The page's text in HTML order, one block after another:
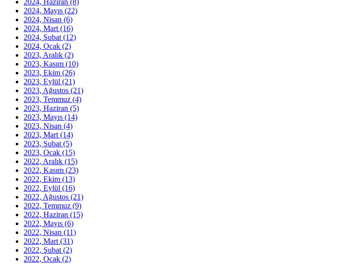
2024, Mayıs (22)
2024, Nisan (6)
2024, Mart (16)
2024, Şubat (12)
2024, Ocak (2)
2023, Aralık (2)
2023, Kasım (10)
2023, Ekim (26)
2023, Eylül (21)
2023, Ağustos (21)
2023, Temmuz (4)
2023, Haziran (5)
2023, Mayıs (14)
2023, Nisan (4)
2023, Mart (14)
2023, Şubat (5)
2023, Ocak (15)
2022, Aralık (15)
2022, Kasım (23)
2022, Ekim (13)
2022, Eylül (16)
2022, Ağustos (21)
2022, Temmuz (9)
2022, Haziran (15)
2022, Mayıs (6)
2022, Nisan (11)
2022, Mart (31)
2022, Şubat (2)
2022, Ocak (2)